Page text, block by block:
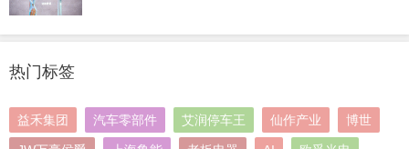
热门标签
益禾集团 汽车零部件 艾润停车王 仙作产业 博世